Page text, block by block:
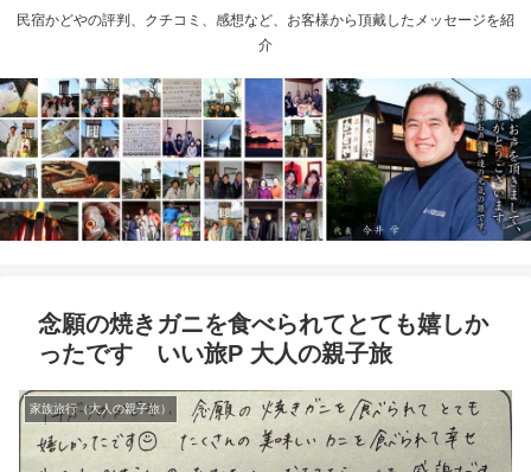
民宿かどやの評判、クチコミ、感想など、お客様から頂戴したメッセージを紹
介
念願の焼きガニを食べられてとても嬉しか
ったです いい旅P 大人の親子旅
家族旅行（大人の親子旅）